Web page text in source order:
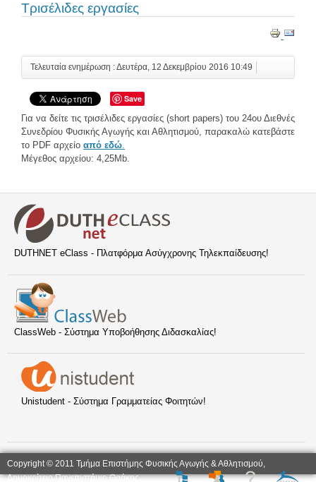
Τρισέλιδες εργασίες
Τελευταία ενημέρωση : Δευτέρα, 12 Δεκεμβρίου 2016 10:49
Save
Για να δείτε τις τρισέλιδες εργασίες (short papers) του 24ου Διεθνές
Συνεδρίου Φυσικής Αγωγής και Αθλητισμού, παρακαλώ κατεβάστε
το PDF αρχείο από εδώ
Μέγεθος αρχείου: 4,25Mb.
DUTHNET eClass - Πλατφόρμα Ασύγχρονης Τηλεκπαίδευσης!
ClassWeb - Σύστημα Υποβοήθησης Διδασκαλίας!
Unistudent - Σύστημα Γραμματείας Φοιτητών!
Copyright © 2011 Τμήμα Επιστήμης Φυσικής Αγωγής & Αθλητισμού,
Δημοκρίτειο Πανεπιστήμιο Θράκης